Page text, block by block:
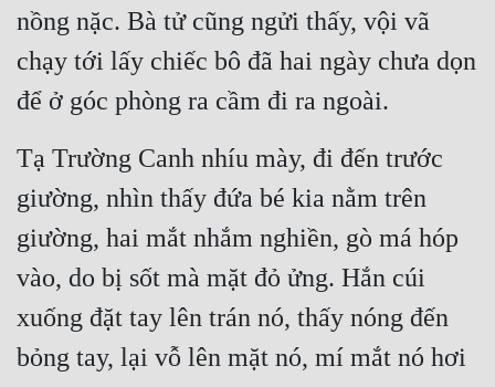
Trinh Thám
Triều Đấu
Trùng Sinh
Trọng Sinh
Tu Chân
Tu Tiên
Tội Phạm
nồng nặc. Bà tử cũng ngửi thấy, vội vã
chạy tới lấy chiếc bô đã hai ngày chưa dọn
để ở góc phòng ra cầm đi ra ngoài.
Tạ Trường Canh nhíu mày, đi đến trước
giường, nhìn thấy đứa bé kia nằm trên
giường, hai mắt nhắm nghiền, gò má hóp
vào, do bị sốt mà mặt đỏ ửng. Hắn cúi
xuống đặt tay lên trán nó, thấy nóng đến
bỏng tay, lại vỗ lên mặt nó, mí mắt nó hơi